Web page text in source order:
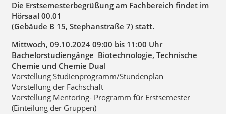
Die Erstsemesterbegrüßung am Fachbereich findet im
Hörsaal 00.01
(Gebäude B 15, Stephanstraße 7) statt.
Mittwoch, 09.10.2024 09:00 bis 11:00 Uhr
Bachelorstudiengänge Biotechnologie, Technische
Chemie und Chemie Dual
Vorstellung Studienprogramm/Stundenplan
Vorstellung der Fachschaft
Vorstellung Mentoring- Programm für Erstsemester
(Einteilung der Gruppen)